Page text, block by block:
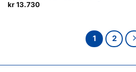
kr13.730
1 2